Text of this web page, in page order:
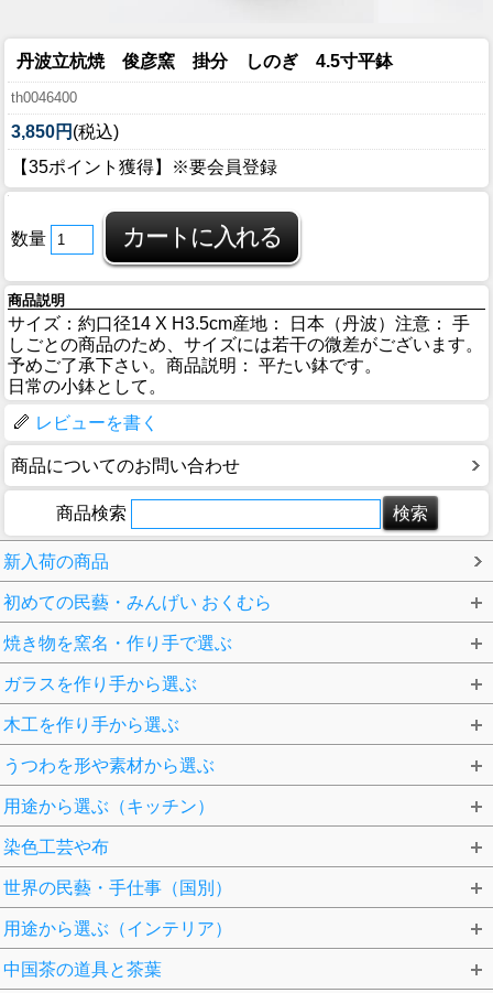
丹波立杭焼 俊彦窯 掛分 しのぎ 4.5寸平鉢
th0046400
3,850円 (税込)
【35ポイント獲得】※要会員登録
数量
商品説明
サイズ：約口径14 X H3.5cm産地： 日本（丹波）注意： 手
しごとの商品のため、サイズには若干の微差がございます。
予めご了承下さい。商品説明： 平たい鉢です。
日常の小鉢として。
レビューを書く
商品についてのお問い合わせ
商品検索
新入荷の商品
初めての民藝・みんげい おくむら
焼き物を窯名・作り手で選ぶ
ガラスを作り手から選ぶ
木工を作り手から選ぶ
うつわを形や素材から選ぶ
用途から選ぶ（キッチン）
染色工芸や布
世界の民藝・手仕事（国別）
用途から選ぶ（インテリア）
中国茶の道具と茶葉